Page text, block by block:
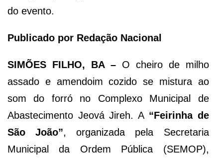
do evento.
Publicado por Redação Nacional
SIMÕES FILHO, BA –O cheiro de milho
assado e amendoim cozido se mistura ao
som do forró no Complexo Municipal de
Abastecimento Jeová Jireh. A “Feirinha de
São João”, organizada pela Secretaria
Municipal da Ordem Pública (SEMOP),